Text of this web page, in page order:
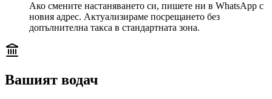
Ако смените настаняването си, пишете ни в WhatsApp с
новия адрес. Актуализираме посрещането без
допълнителна такса в стандартната зона.
Вашият водач